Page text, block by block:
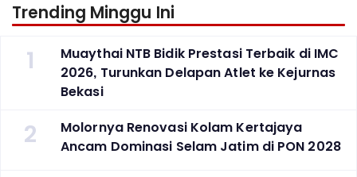
Trending Minggu Ini
1
Muaythai NTB Bidik Prestasi Terbaik di IMC
2026, Turunkan Delapan Atlet ke Kejurnas
Bekasi
2
Molornya Renovasi Kolam Kertajaya
Ancam Dominasi Selam Jatim di PON 2028